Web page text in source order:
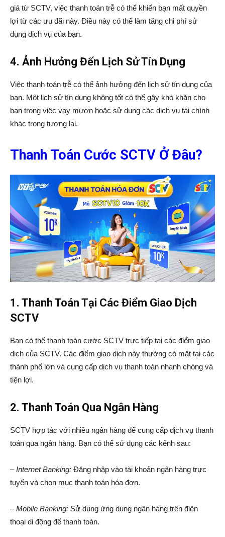
giá từ SCTV, việc thanh toán trễ có thể khiến bạn mất quyền
lợi từ các ưu đãi này. Điều này có thể làm tăng chi phí sử
dụng dịch vụ của bạn.
4. Ảnh Hưởng Đến Lịch Sử Tín Dụng
Việc thanh toán trễ có thể ảnh hưởng đến lịch sử tín dụng của
bạn. Một lịch sử tín dụng không tốt có thể gây khó khăn cho
bạn trong việc vay mượn hoặc sử dụng các dịch vụ tài chính
khác trong tương lai.
Thanh Toán Cước SCTV Ở Đâu?
1. Thanh Toán Tại Các Điểm Giao Dịch
SCTV
Bạn có thể thanh toán cước SCTV trực tiếp tại các điểm giao
dịch của SCTV. Các điểm giao dịch này thường có mặt tại các
thành phố lớn và cung cấp dịch vụ thanh toán nhanh chóng và
tiện lợi.
2. Thanh Toán Qua Ngân Hàng
SCTV hợp tác với nhiều ngân hàng để cung cấp dịch vụ thanh
toán qua ngân hàng. Bạn có thể sử dụng các kênh sau:
– Internet Banking: Đăng nhập vào tài khoản ngân hàng trực
tuyến và chọn mục thanh toán hóa đơn.
– Mobile Banking: Sử dụng ứng dụng ngân hàng trên điện
thoại di động để thanh toán.